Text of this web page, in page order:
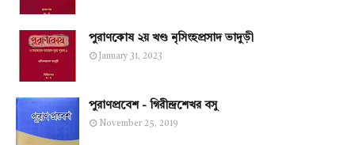
পুরাণকোষ ২য় খণ্ড নৃসিংহপ্রসাদ ভাদুড়ী
January 31, 2023
পুরাণপ্রবেশ - গিরীন্দ্রশেখর বসু
November 25, 2019